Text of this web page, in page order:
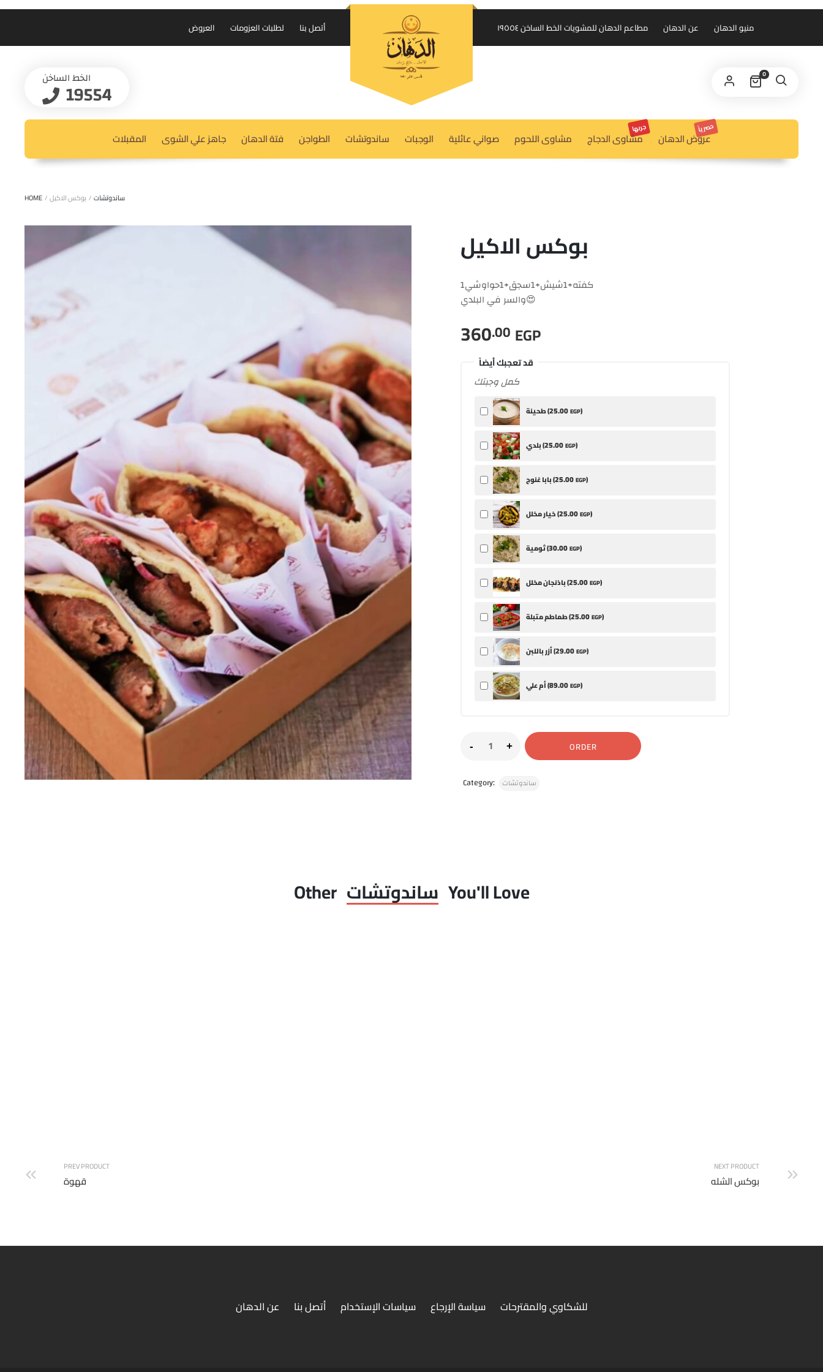
مطاعم الدهان للمشويات الخط الساخن ١٩٥٥٤ عن الدهان منيو الدهان العروض لطلبات العزومات أتصل بنا
الخط الساخن
19554
0
إرسال الكود على واتساب
USERNAME OR EMAIL ADDRESS*
PASSWORD* REQUIRED المقبلات جاهز علي الشوى فتة الدهان الطواجن ساندوتشات الوجبات صواني عائلية مشاوى اللحوم مشاوى الدجاج
جربها
عروض الدهان
حصرياً
HOME / ساندوتشات / بوكس الاكيل
بوكس الاكيل
1كفته+1شيش+1سجق+1حواوشي
والسر في البلدي😍
360.00 EGP
قد تعجبك أيضاً
كمل وجبتك
طحينة (25.00EGP)
بلدي (25.00EGP)
بابا غنوج (25.00EGP)
خيار مخلل (25.00EGP)
ثومية (30.00EGP)
باذنجان مخلل (25.00EGP)
طماطم متبلة (25.00EGP)
أزر باللبن (29.00EGP)
أم علي (89.00EGP)
ORDER
Category: ساندوتشات
Other ساندوتشات You'll Love
PREV PRODUCT
قهوة
NEXT PRODUCT
بوكس الشله
عن الدهان أتصل بنا سياسات الإستخدام سياسة الإرجاع للشكاوي والمقترحات